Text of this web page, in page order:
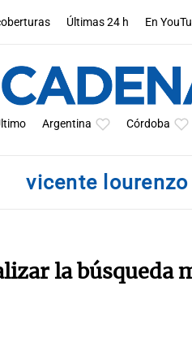
Últimas 24 h En
Argentina Córdoba
vicente lourenzo
la búsqueda